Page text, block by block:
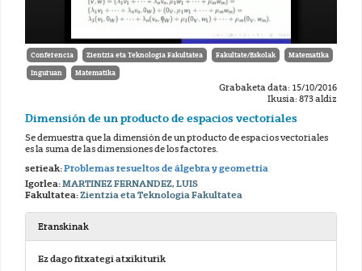
Conferencia Zientzia eta Teknologia Fakultatea Fakultate/Eskolak Matematika
Inguruan Matematika
Grabaketa data: 15/10/2016
Ikusia: 873 aldiz
Dimensión de un producto de espacios vectoriales
Se demuestra que la dimensión de un producto de espacios vectoriales
es la suma de las dimensiones de los factores.
serieak:Problemas resueltos de álgebra y geometría
Igorlea:MARTINEZ FERNANDEZ, LUIS
Fakultatea:Zientzia eta Teknologia Fakultatea
Eranskinak
Ez dago fitxategi atxikiturik